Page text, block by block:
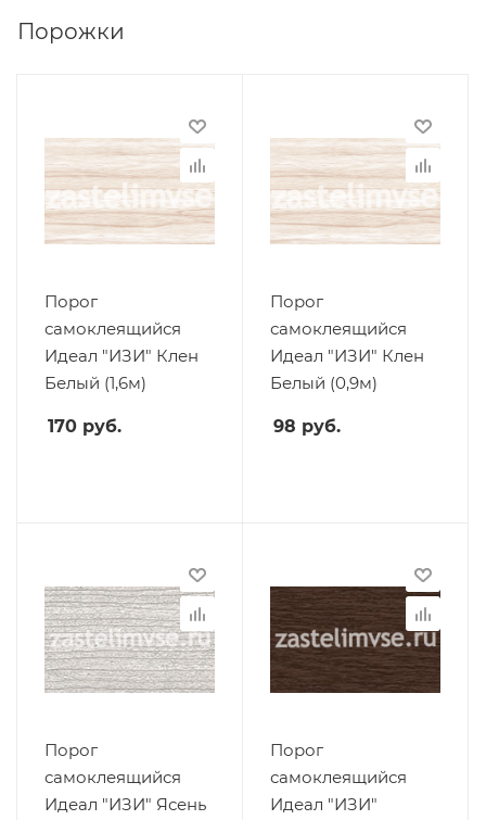
Порожки
Порог
самоклеящийся
Идеал "ИЗИ" Клен
Белый (1,6м)
170 руб.
Порог
самоклеящийся
Идеал "ИЗИ" Клен
Белый (0,9м)
98 руб.
Порог
самоклеящийся
Идеал "ИЗИ" Ясень
Порог
самоклеящийся
Идеал "ИЗИ"